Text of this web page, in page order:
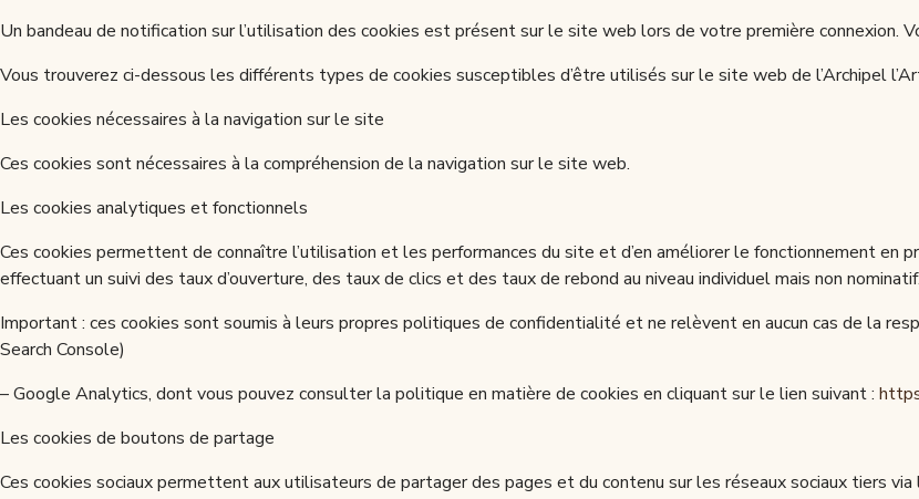
Un bandeau de notification sur l’utilisation des cookies est présent sur le site web lors de votre première connexion.
Vous trouverez ci-dessous les différents types de cookies susceptibles d’être utilisés sur le site web de l’Archipel
Les cookies nécessaires à la navigation sur le site
Ces cookies sont nécessaires à la compréhension de la navigation sur le site web.
Les cookies analytiques et fonctionnels
Ces cookies permettent de connaître l’utilisation et les performances du site et d’en améliorer le fonctionnement en
effectuant un suivi des taux d’ouverture, des taux de clics et des taux de rebond au niveau individuel mais non nominatif.
Important : ces cookies sont soumis à leurs propres politiques de confidentialité et ne relèvent en aucun cas de la
Search Console)
– Google Analytics, dont vous pouvez consulter la politique en matière de cookies en cliquant sur le lien suivant :
Les cookies de boutons de partage
Ces cookies sociaux permettent aux utilisateurs de partager des pages et du contenu sur les réseaux sociaux tiers